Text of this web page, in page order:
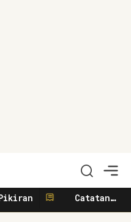
Menggerakkan
Catatan